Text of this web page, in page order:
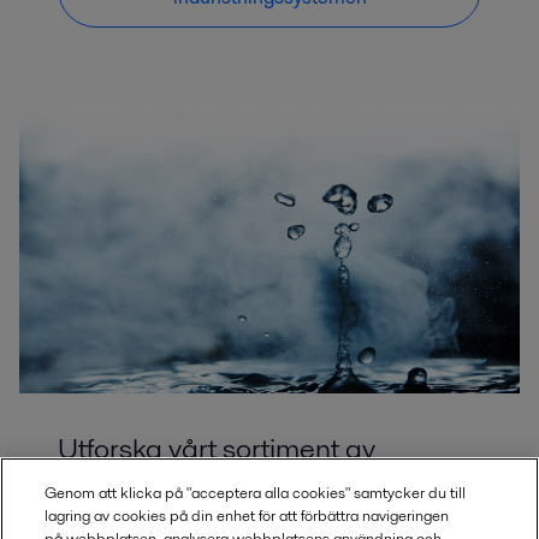
Utforska vårt sortiment av
förångare
Genom att klicka på "acceptera alla cookies" samtycker du till
lagring av cookies på din enhet för att förbättra navigeringen